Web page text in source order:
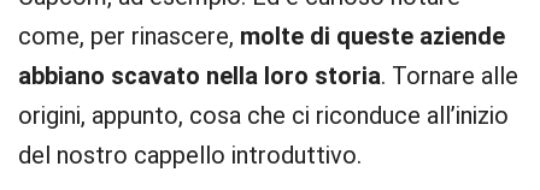
come, per rinascere, molte di queste aziende
abbiano scavato nella loro storia. Tornare alle
origini, appunto, cosa che ci riconduce all’inizio
del nostro cappello introduttivo.